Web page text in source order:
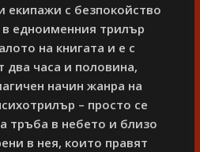
екипажи с безпокойство
едноименния трилър
на книгата и е с
часа и половина,
начин жанра на
– просто се
тръба в небето и близо
в нея, които правят